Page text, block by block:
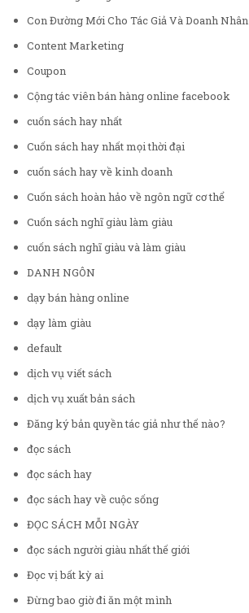
Con Đường Mới Cho Tác Giả Và Doanh Nhân
Content Marketing
Coupon
Cộng tác viên bán hàng online facebook
cuốn sách hay nhất
Cuốn sách hay nhất mọi thời đại
cuốn sách hay về kinh doanh
Cuốn sách hoàn hảo về ngôn ngữ cơ thể
Cuốn sách nghĩ giàu làm giàu
cuốn sách nghĩ giàu và làm giàu
DANH NGÔN
dạy bán hàng online
dạy làm giàu
default
dịch vụ viết sách
dịch vụ xuất bản sách
Đăng ký bản quyền tác giả như thế nào?
đọc sách
đọc sách hay
đọc sách hay về cuộc sống
ĐỌC SÁCH MỖI NGÀY
đọc sách người giàu nhất thế giới
Đọc vị bất kỳ ai
Đừng bao giờ đi ăn một mình